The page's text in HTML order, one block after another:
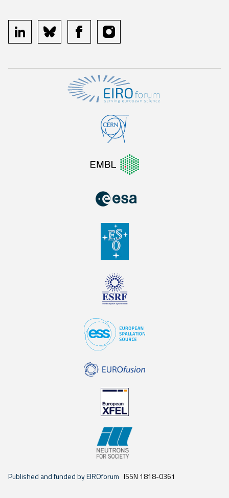
linkedin bluesky facebookinstagram
Published and funded by EIROforum ISSN 1818-0361